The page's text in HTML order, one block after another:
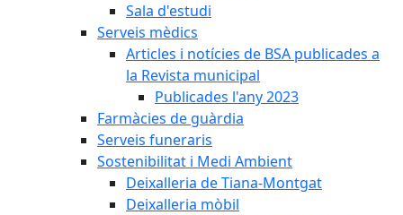
Sala d'estudi
Serveis mèdics
Articles i notícies de BSA publicades a
la Revista municipal
Publicades l'any 2023
Farmàcies de guàrdia
Serveis funeraris
Sostenibilitat i Medi Ambient
Deixalleria de Tiana-Montgat
Deixalleria mòbil